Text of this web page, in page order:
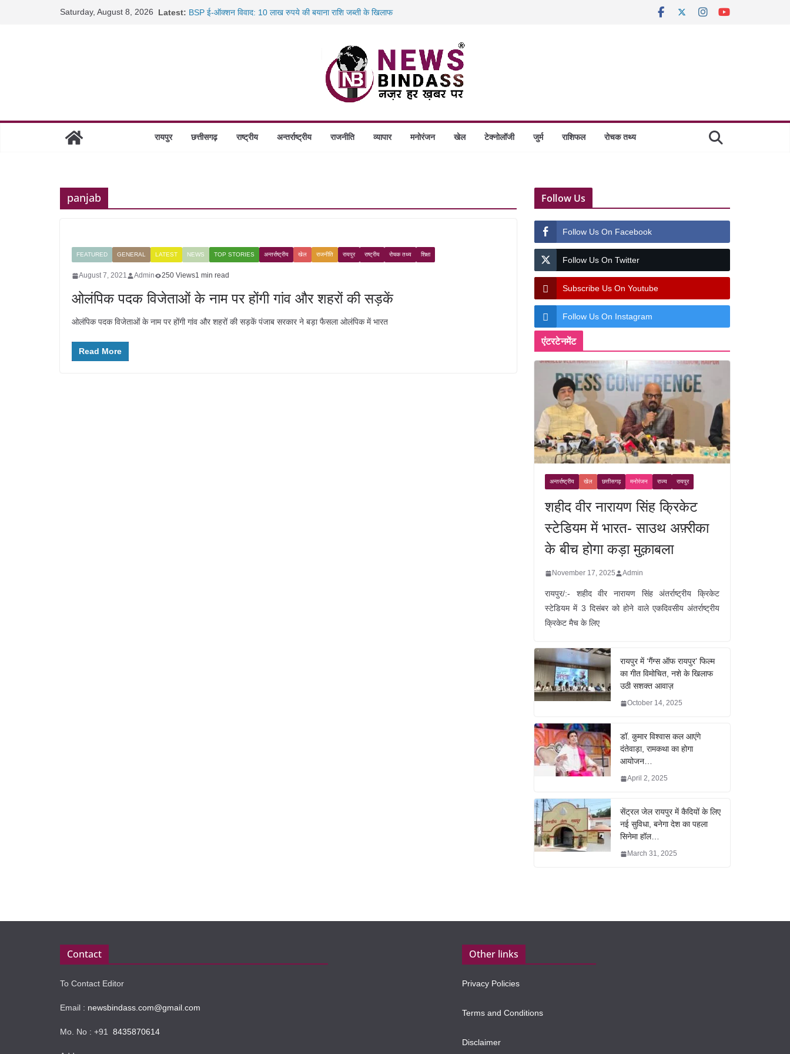
Saturday, August 8, 2026 Latest: BSP ई-ऑक्शन विवाद: 10 लाख रुपये की बयाना राशि जब्ती के खिलाफ
छत्तीसगढ़ में 1460 गोधाम होंगे स्थापित, हर विकासखंड के 10 उत्कृष्ट गोठानों
साइबर ठगी पर दुर्ग पुलिस का बड़ा एक्शन: 13 म्यूल बैंक खाताधारक गिरफ्तार
रायपुर छत्तीसगढ़ राष्ट्रीय अन्तर्राष्ट्रीय राजनीति व्यापार मनोरंजन खेल टेक्नोलॉजी जुर्म राशिफल रोचक तथ्य
panjab
FEATURED GENERAL LATEST NEWS TOP STORIES अन्तर्राष्ट्रीय खेल राजनीति रायपुर राष्ट्रीय रोचक तथ्य शिक्षा
August 7, 2021 Admin 250 Views1 min read
ओलंपिक पदक विजेताओं के नाम पर होंगी गांव और शहरों की सड़कें
ओलंपिक पदक विजेताओं के नाम पर होंगी गांव और शहरों की सड़कें पंजाब सरकार ने बड़ा फैसला ओलंपिक में भारत
Read More
Follow Us
Follow Us On Facebook
Follow Us On Twitter
Subscribe Us On Youtube
Follow Us On Instagram
एंटरटेनमेंट
अन्तर्राष्ट्रीय खेल छत्तीसगढ़ मनोरंजन राज्य रायपुर
शहीद वीर नारायण सिंह क्रिकेट
स्टेडियम में भारत- साउथ अफ़्रीका
के बीच होगा कड़ा मुक़ाबला
November 17, 2025 Admin
रायपुर/:- शहीद वीर नारायण सिंह अंतर्राष्ट्रीय क्रिकेट
स्टेडियम में 3 दिसंबर को होने वाले एकदिवसीय अंतर्राष्ट्रीय
क्रिकेट मैच के लिए
रायपुर में ‘गैंग्स ऑफ रायपुर’ फिल्म
का गीत विमोचित, नशे के खिलाफ
उठी सशक्त आवाज़
October 14, 2025
डॉ. कुमार विश्वास कल आएंगे
दंतेवाड़ा, रामकथा का होगा
आयोजन…
April 2, 2025
सेंट्रल जेल रायपुर में कैदियों के लिए
नई सुविधा, बनेगा देश का पहला
सिनेमा हॉल…
March 31, 2025
Contact
To Contact Editor
Email : newsbindass.com@gmail.com
Mo. No : +91 8435870614
Other links
Privacy Policies
Terms and Conditions
Disclaimer